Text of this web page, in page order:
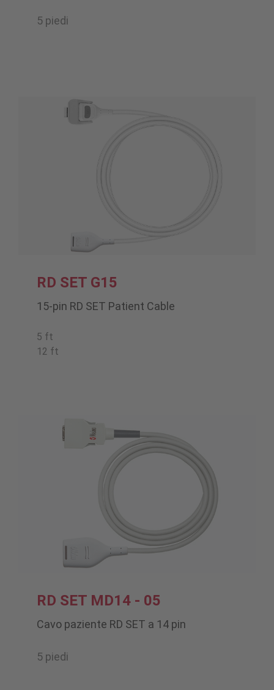
5 piedi
RD SET G15
15-pin RD SET Patient Cable
5 ft
12 ft
RD SET MD14 - 05
Cavo paziente RD SET a 14 pin
5 piedi